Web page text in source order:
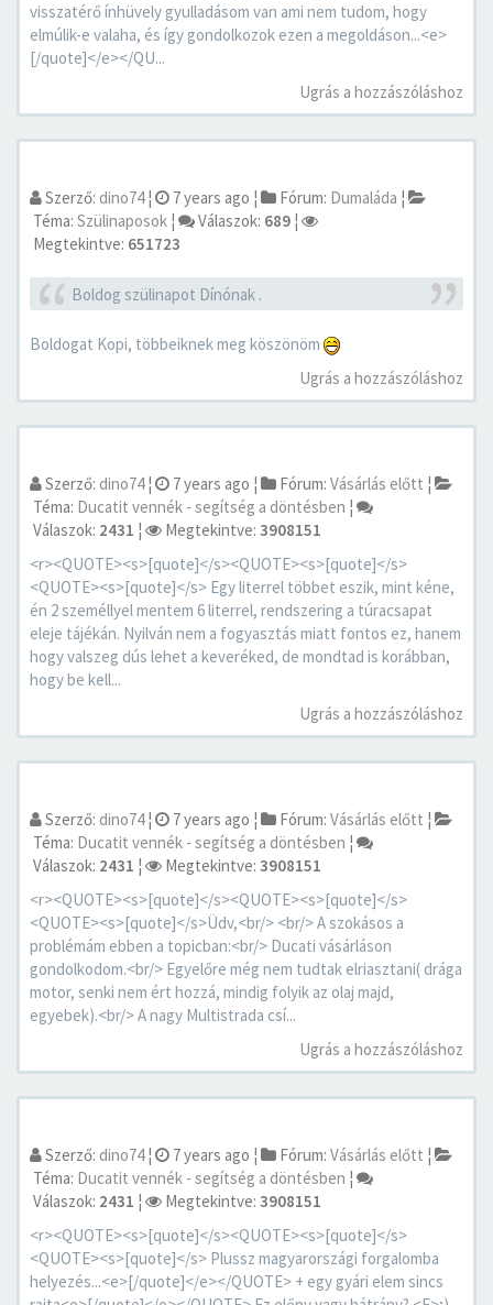
visszatérő ínhüvely gyulladásom van ami nem tudom, hogy
elmúlik-e valaha, és így gondolkozok ezen a megoldáson...<e>
[/quote]</e></QU...
Ugrás a hozzászóláshoz
Szerző: dino74¦ 7 years ago ¦ Fórum: Dumaláda ¦
Téma: Szülinaposok ¦ Válaszok: 689 ¦
Megtekintve: 651723
Boldog szülinapot Dínónak .
Boldogat Kopi, többeiknek meg köszönöm
Ugrás a hozzászóláshoz
Szerző: dino74¦ 7 years ago ¦ Fórum: Vásárlás előtt ¦
Téma: Ducatit vennék - segítség a döntésben ¦
Válaszok: 2431 ¦ Megtekintve: 3908151
<r><QUOTE><s>[quote]</s><QUOTE><s>[quote]</s>
<QUOTE><s>[quote]</s> Egy literrel többet eszik, mint kéne,
én 2 személlyel mentem 6 literrel, rendszering a túracsapat
eleje tájékán. Nyilván nem a fogyasztás miatt fontos ez, hanem
hogy valszeg dús lehet a keveréked, de mondtad is korábban,
hogy be kell...
Ugrás a hozzászóláshoz
Szerző: dino74¦ 7 years ago ¦ Fórum: Vásárlás előtt ¦
Téma: Ducatit vennék - segítség a döntésben ¦
Válaszok: 2431 ¦ Megtekintve: 3908151
<r><QUOTE><s>[quote]</s><QUOTE><s>[quote]</s>
<QUOTE><s>[quote]</s>Üdv,<br/> <br/> A szokásos a
problémám ebben a topicban:<br/> Ducati vásárláson
gondolkodom.<br/> Egyelőre még nem tudtak elriasztani( drága
motor, senki nem ért hozzá, mindig folyik az olaj majd,
egyebek).<br/> A nagy Multistrada csí...
Ugrás a hozzászóláshoz
Szerző: dino74¦ 7 years ago ¦ Fórum: Vásárlás előtt ¦
Téma: Ducatit vennék - segítség a döntésben ¦
Válaszok: 2431 ¦ Megtekintve: 3908151
<r><QUOTE><s>[quote]</s><QUOTE><s>[quote]</s>
<QUOTE><s>[quote]</s> Plussz magyarországi forgalomba
helyezés...<e>[/quote]</e></QUOTE> + egy gyári elem sincs